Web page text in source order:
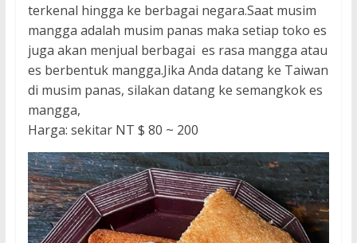
terkenal hingga ke berbagai negara.Saat musim
mangga adalah musim panas maka setiap toko es
juga akan menjual berbagai es rasa mangga atau
es berbentuk mangga.Jika Anda datang ke Taiwan
di musim panas, silakan datang ke semangkok es
mangga,
Harga: sekitar NT $ 80 ~ 200